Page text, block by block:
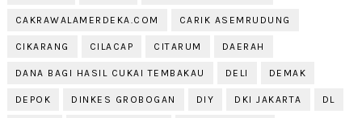
CAKRAWALAMERDEKA.COM CARIK ASEMRUDUNG
CIKARANG CILACAP CITARUM DAERAH
DANA BAGI HASIL CUKAI TEMBAKAU DELI DEMAK
DEPOK DINKES GROBOGAN DIY DKI JAKARTA DL